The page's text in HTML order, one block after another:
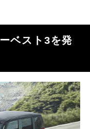
ベスト3を発